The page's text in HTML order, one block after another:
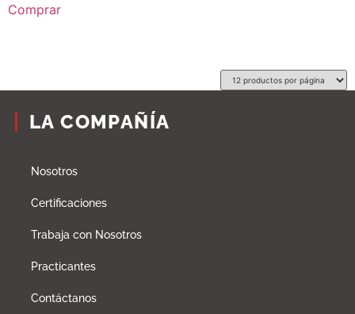
Comprar
LA COMPAÑÍA
Nosotros
Certificaciones
Trabaja con Nosotros
Practicantes
Contáctanos